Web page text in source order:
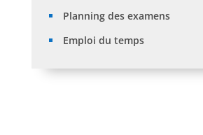
Planning des examens
Emploi du temps